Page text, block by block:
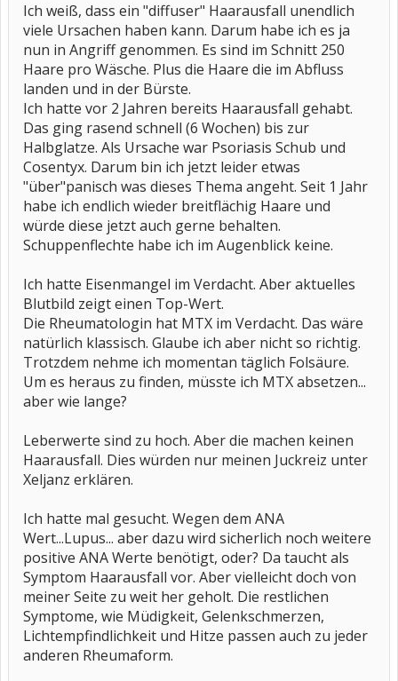
Ich weiß, dass ein "diffuser" Haarausfall unendlich
viele Ursachen haben kann. Darum habe ich es ja
nun in Angriff genommen. Es sind im Schnitt 250
Haare pro Wäsche. Plus die Haare die im Abfluss
landen und in der Bürste.
Ich hatte vor 2 Jahren bereits Haarausfall gehabt.
Das ging rasend schnell (6 Wochen) bis zur
Halbglatze. Als Ursache war Psoriasis Schub und
Cosentyx. Darum bin ich jetzt leider etwas
"über"panisch was dieses Thema angeht. Seit 1 Jahr
habe ich endlich wieder breitflächig Haare und
würde diese jetzt auch gerne behalten.
Schuppenflechte habe ich im Augenblick keine.
Ich hatte Eisenmangel im Verdacht. Aber aktuelles
Blutbild zeigt einen Top-Wert.
Die Rheumatologin hat MTX im Verdacht. Das wäre
natürlich klassisch. Glaube ich aber nicht so richtig.
Trotzdem nehme ich momentan täglich Folsäure.
Um es heraus zu finden, müsste ich MTX absetzen...
aber wie lange?
Leberwerte sind zu hoch. Aber die machen keinen
Haarausfall. Dies würden nur meinen Juckreiz unter
Xeljanz erklären.
Ich hatte mal gesucht. Wegen dem ANA
Wert...Lupus... aber dazu wird sicherlich noch weitere
positive ANA Werte benötigt, oder? Da taucht als
Symptom Haarausfall vor. Aber vielleicht doch von
meiner Seite zu weit her geholt. Die restlichen
Symptome, wie Müdigkeit, Gelenkschmerzen,
Lichtempfindlichkeit und Hitze passen auch zu jeder
anderen Rheumaform.